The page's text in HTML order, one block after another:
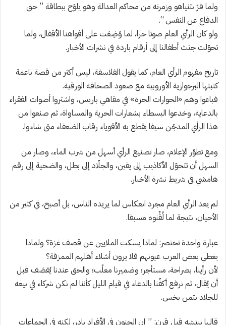
ولما فرّ نتنياهو وزمرته من محاكم العدالة وهو يلوّح ببطاقة ” حق
الدفاع عن النفس “.
ولو كان الرأي العام صوتا حرا، لما وُضِعَت على أفواهنا الأقفال، ولما
تحوّلت جثث أطفالنا إلى أرقام باردة في نشرات الأخبار.
تاريخ مفهوم الرأي العام، كما يقول الفلاسفة، ليس أكثر من قصة ناعمة
كتبتها البرجوازية الأوروبية مع صعود الصحافة الورقية.
فباعوا وهم «الحوارات الحرة» في مقاهي باريس، واشتروا أصوات الفقراء
بالدعاية، وخدعوا البسطاء بشعارات الحرية والمساواة، ثم صنعوا من
هذا الرأي المدجّن سيفا يقطع به الأقوياء رقاب الضعفاء متى شاءوا.
ومع تطوّر الإعلام، صار تصنيع الرأي أسهل من شرب الماء، وصار من
السهل أن تتحوّل الأكاذيب إلى يقين، والجلّاد إلى بطل، والضحية إلى رقم
هامشي في شريط نشرة الأخبار.
لم يعد الرأي العام مجرد انعكاس لما يريده الناس، بل أصبح، في كثير من
الأحيان، نتيجة لما لُقِّنوه مسبقا.
عبارة واحدة تختصر: لماذا يسكت الملايين عن قصف غزة؟ ولماذا
يغطي بعض العرب عيونهم فلا يرون أشلاء أهلهم الممزقة؟
لأن رأينا، بصراحة، مستأجر؛ وضميرنا معلّب؛ والحق عندنا يُقصَف قبل
أن يُقال، ثم نرفع أكفّنا بالدعاء في قيام الليل كأننا لم نكن شركاء في بيعه
للجلاد بثمن بخس.
قالها نيتشه قبل قرن: ” إن الجنون في الأفراد نادر، لكنه في الجماعات